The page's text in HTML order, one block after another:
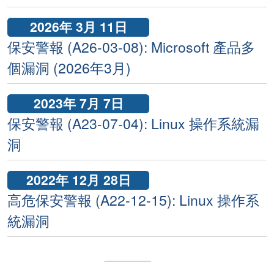
2026年 3月 11日
保安警報 (A26-03-08): Microsoft 產品多
個漏洞 (2026年3月)
2023年 7月 7日
保安警報 (A23-07-04): Linux 操作系統漏
洞
2022年 12月 28日
高危保安警報 (A22-12-15): Linux 操作系
統漏洞